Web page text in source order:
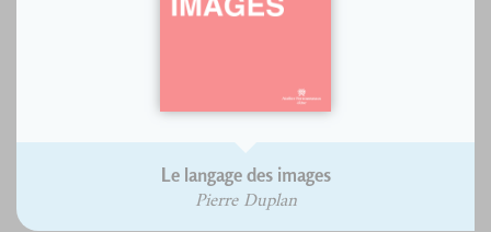
Le langage des images
Pierre Duplan